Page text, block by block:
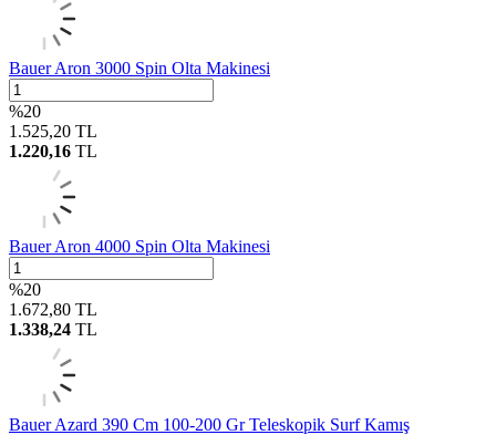
Bauer Aron 3000 Spin Olta Makinesi
%20
1.525,20 TL
1.220,16 TL
Bauer Aron 4000 Spin Olta Makinesi
%20
1.672,80 TL
1.338,24 TL
Bauer Azard 390 Cm 100-200 Gr Teleskopik Surf Kamış